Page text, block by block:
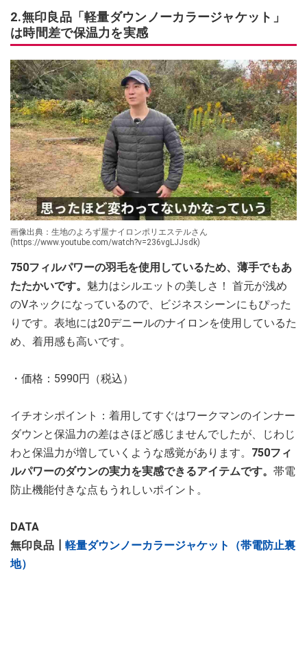
2.無印良品「軽量ダウンノーカラージャケット」
は時間差で保温力を実感
画像出典：生地のよろず屋ナイロンポリエステルさん
(https://www.youtube.com/watch?v=236vgLJJsdk)
750フィルパワーの羽毛を使用しているため、薄手でもあ
たたかいです。 魅力はシルエットの美しさ！ 首元が浅め
のVネックになっているので、ビジネスシーンにもぴった
りです。表地には20デニールのナイロンを使用しているた
め、着用感も高いです。
・価格：5990円（税込）
イチオシポイント：着用してすぐはワークマンのインナー
ダウンと保温力の差はさほど感じませんでしたが、じわじ
わと保温力が増していくような感覚があります。 750フィ
ルパワーのダウンの実力を実感できるアイテムです。 帯電
防止機能付きな点もうれしいポイント。
DATA
無印良品┃ 軽量ダウンノーカラージャケット（帯電防止裏
地）